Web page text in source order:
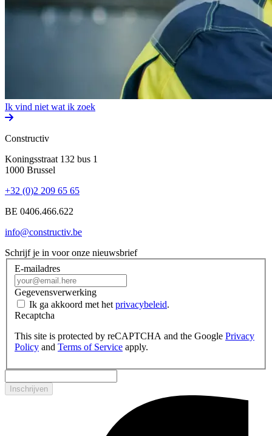
Ik vind niet wat ik zoek
Constructiv
Koningsstraat 132 bus 1
1000 Brussel
+32 (0)2 209 65 65
BE 0406.466.622
info@constructiv.be
Schrijf je in voor onze nieuwsbrief
E-mailadres
Gegevensverwerking
Ik ga akkoord met het privacybeleid.
Recaptcha
This site is protected by reCAPTCHA and the Google Privacy
Policy and Terms of Service apply.
Inschrijven